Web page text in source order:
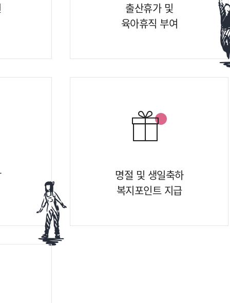
출산휴가 및
육아휴직 부여
명절 및 생일축하
복지포인트 지급